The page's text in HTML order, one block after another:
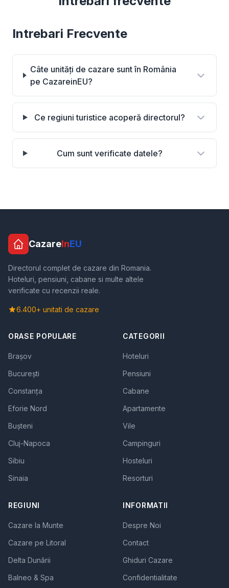
Intrebari Frecvente
Câte unități de cazare sunt în România
pe CazareinEU?
Ce regiuni turistice acoperă directorul?
Cum sunt verificate datele?
CazareInEU
Directorul complet de cazare din Romania.
Hoteluri, pensiuni, cabane si multe altele
verificate cu recenzii reale.
6.400+ unitati de cazare
ORASE POPULARE
Brașov
București
Constanța
Eforie Nord
Bușteni
Cluj-Napoca
Sibiu
Sinaia
CATEGORII
Hoteluri
Pensiuni
Cabane
Apartamente
Vile
Campinguri
Hosteluri
Resorturi
REGIUNI
Cazare la Munte
Cazare pe Litoral
Delta Dunării
Balneo & Spa
INFORMATII
Despre Noi
Contact
Ghiduri Cazare
Confidentialitate